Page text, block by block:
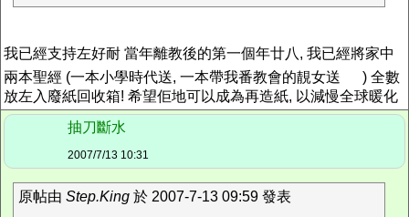
我已經支持左好耐 當年離教後的第一個年廿八, 我已經將家中
兩本聖經 (一本小學時代送, 一本帶我番教會的靚女送
) 全數
放左入廢紙回收箱! 希望佢地可以成為再造紙, 以減慢全球暖化
抽刀斷水
2007/7/13 10:31
原帖由 Step.King 於 2007-7-13 09:59 發表